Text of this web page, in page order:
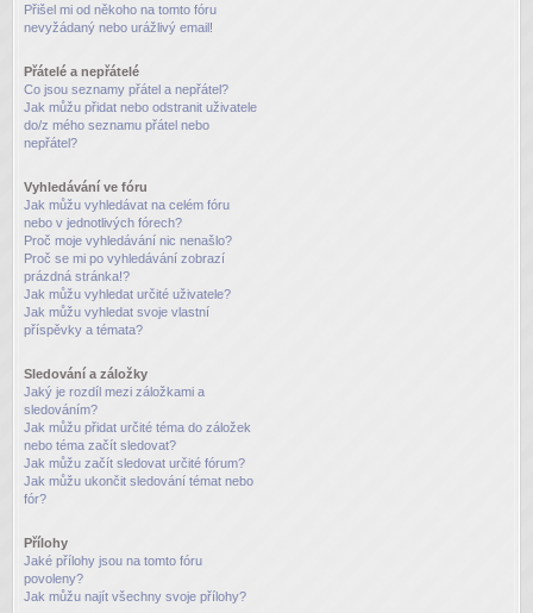
Přišel mi od někoho na tomto fóru
nevyžádaný nebo urážlivý email!
Přátelé a nepřátelé
Co jsou seznamy přátel a nepřátel?
Jak můžu přidat nebo odstranit uživatele
do/z mého seznamu přátel nebo
nepřátel?
Vyhledávání ve fóru
Jak můžu vyhledávat na celém fóru
nebo v jednotlivých fórech?
Proč moje vyhledávání nic nenašlo?
Proč se mi po vyhledávání zobrazí
prázdná stránka!?
Jak můžu vyhledat určité uživatele?
Jak můžu vyhledat svoje vlastní
příspěvky a témata?
Sledování a záložky
Jaký je rozdíl mezi záložkami a
sledováním?
Jak můžu přidat určité téma do záložek
nebo téma začít sledovat?
Jak můžu začít sledovat určité fórum?
Jak můžu ukončit sledování témat nebo
fór?
Přílohy
Jaké přílohy jsou na tomto fóru
povoleny?
Jak můžu najít všechny svoje přílohy?